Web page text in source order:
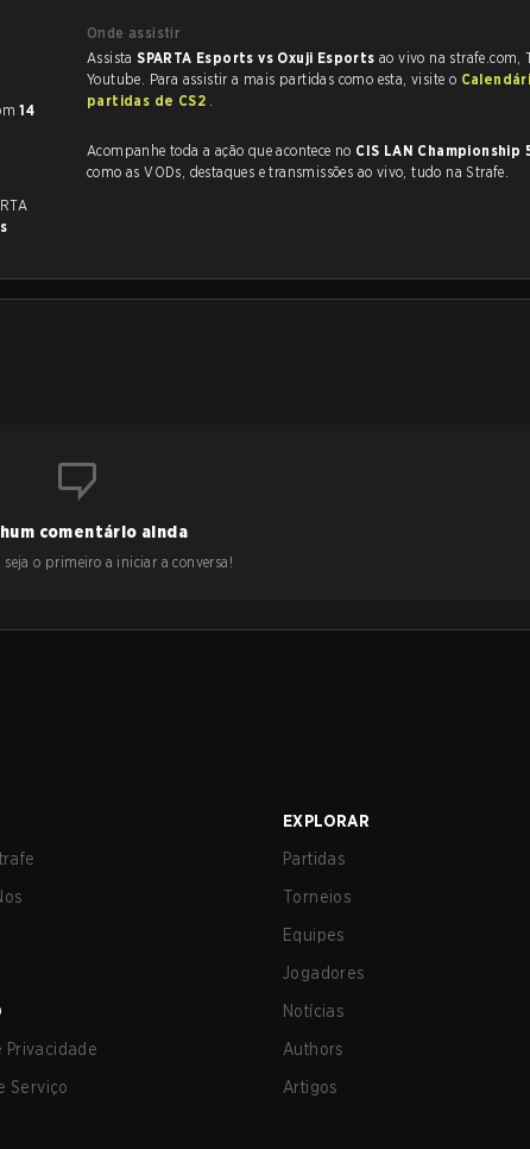
14
Onde assistir
AssistaSPARTA Esports vs Oxuji Esports ao vivo na strafe.com,
Youtube. Para assistir a mais partidas como esta, visite o
partidas de CS2 .
Acompanhe toda a ação que acontece no CIS LAN Championship
como as VODs, destaques e transmissões ao vivo, tudo na Strafe.
comentário ainda
seja o primeiro a iniciar a conversa!
Privacidade
Serviço
EXPLORAR
Partidas
Torneios
Equipes
Jogadores
Notícias
Authors
Artigos